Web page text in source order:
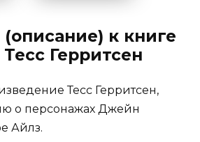
к книге
Герритсен
Тесс Герритсен,
о персонажах Джейн
Айлз.